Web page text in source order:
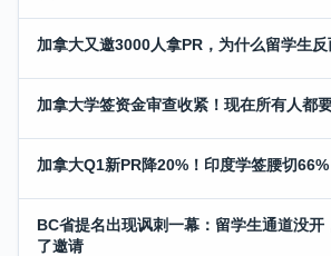
加拿大又邀3000人拿PR，为什么留学生反
加拿大学签资金审查收紧！现在所有人都
加拿大Q1新PR降20%！印度学签腰切
BC省提名出现讽刺一幕：留学生通道没开
了邀请